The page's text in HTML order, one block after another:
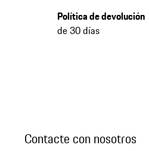
Política de devolución
de 30 días
Contacte con nosotros